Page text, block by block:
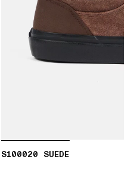
S100020 SUEDE